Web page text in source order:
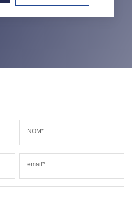
NOM*
email*